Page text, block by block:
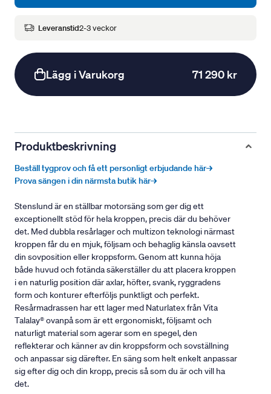
Leveranstid2-3 veckor
Lägg i Varukorg 71 290 kr
Produktbeskrivning
Beställ tygprov och få ett personligt erbjudande här→
Prova sängen i din närmsta butik här→
Stenslund är en ställbar motorsäng som ger dig ett
exceptionellt stöd för hela kroppen, precis där du behöver
det. Med dubbla resårlager och multizon teknologi närmast
kroppen får du en mjuk, följsam och behaglig känsla oavsett
din sovposition eller kroppsform. Genom att kunna höja
både huvud och fotända säkerställer du att placera kroppen
i en naturlig position där axlar, höfter, svank, ryggradens
form och konturer efterföljs punktligt och perfekt.
Resårmadrassen har ett lager med Naturlatex från Vita
Talalay® ovanpå som är ett ergonomiskt, följsamt och
naturligt material som agerar som en spegel, den
reflekterar och känner av din kroppsform och sovställning
och anpassar sig därefter. En säng som helt enkelt anpassar
sig efter dig och din kropp, precis så som du är och vill ha
det.